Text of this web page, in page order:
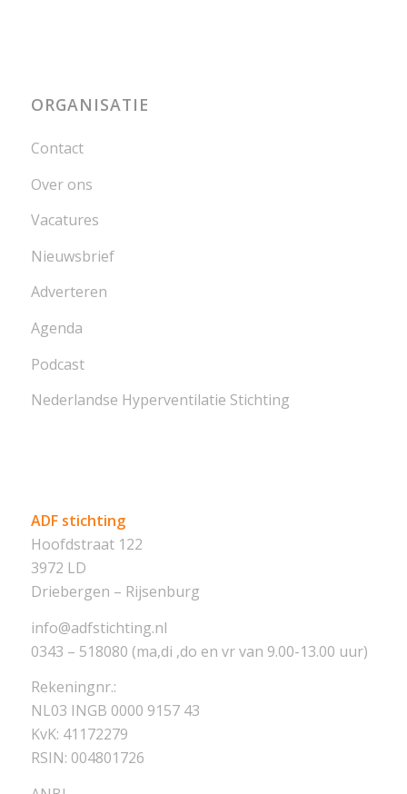
ORGANISATIE
Contact
Over ons
Vacatures
Nieuwsbrief
Adverteren
Agenda
Podcast
Nederlandse Hyperventilatie Stichting
ADF stichting
Hoofdstraat 122
3972 LD
Driebergen – Rijsenburg
info@adfstichting.nl
0343 – 518080 (ma,di ,do en vr van 9.00-13.00 uur)
Rekeningnr.:
NL03 INGB 0000 9157 43
KvK: 41172279
RSIN: 004801726